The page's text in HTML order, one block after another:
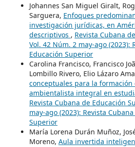
Johannes San Miguel Giralt,
Sarguera, Enfoques
investigación jurídicas, en
descriptivos , Revista Cubana
Vol. 42 Núm. 2 may-ago (2023):
Educación Superior
Carolina Francisco, Francisco
Lombillo Rivero, Elio Lázaro
conceptuales para la
ambientalista integral en
Revista Cubana de Educación
may-ago (2023): Revista
Superior
María Lorena Durán Muñoz,
Moreno, Aula invertida